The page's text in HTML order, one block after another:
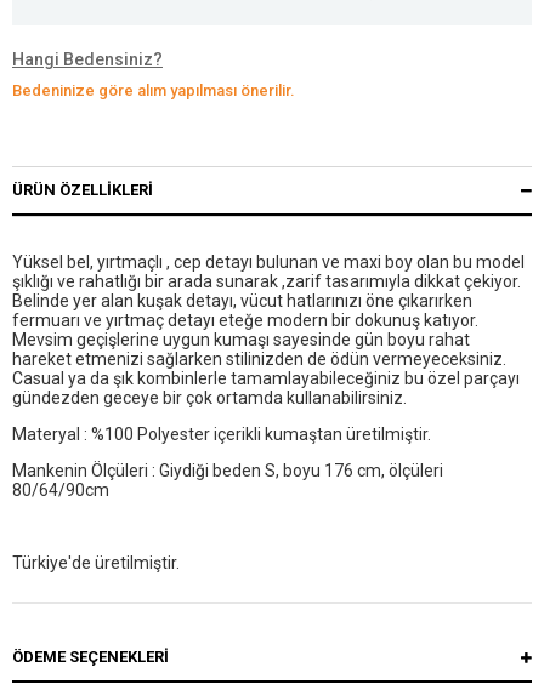
Hangi Bedensiniz?
Bedeninize göre alım yapılması önerilir.
ÜRÜN ÖZELLIKLERI
Yüksel bel, yırtmaçlı , cep detayı bulunan ve maxi boy olan bu model
şıklığı ve rahatlığı bir arada sunarak ,zarif tasarımıyla dikkat çekiyor.
Belinde yer alan kuşak detayı, vücut hatlarınızı öne çıkarırken
fermuarı ve yırtmaç detayı eteğe modern bir dokunuş katıyor.
Mevsim geçişlerine uygun kumaşı sayesinde gün boyu rahat
hareket etmenizi sağlarken stilinizden de ödün vermeyeceksiniz.
Casual ya da şık kombinlerle tamamlayabileceğiniz bu özel parçayı
gündezden geceye bir çok ortamda kullanabilirsiniz.
Materyal : %100 Polyester içerikli kumaştan üretilmiştir.
Mankenin Ölçüleri : Giydiği beden S, boyu 176 cm, ölçüleri
80/64/90cm
Türkiye'de üretilmiştir.
ÖDEME SEÇENEKLERI